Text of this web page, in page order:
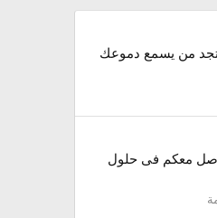
تجد من يسمع دموعك
وما زلنا نتواصل معكم فى حلول